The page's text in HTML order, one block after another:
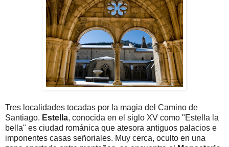
Tres localidades tocadas por la magia del Camino de
Santiago. Estella, conocida en el siglo XV como "Estella la
bella" es ciudad románica que atesora antiguos palacios e
imponentes casas señoriales. Muy cerca, oculto en una